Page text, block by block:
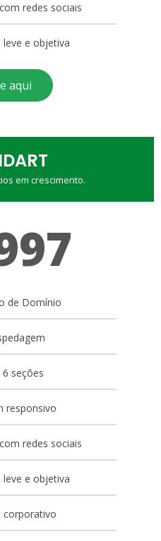
redes sociais
leve e objetiva
aqui
em crescimento.
de Domínio
6 seções
responsivo
redes sociais
leve e objetiva
corporativo